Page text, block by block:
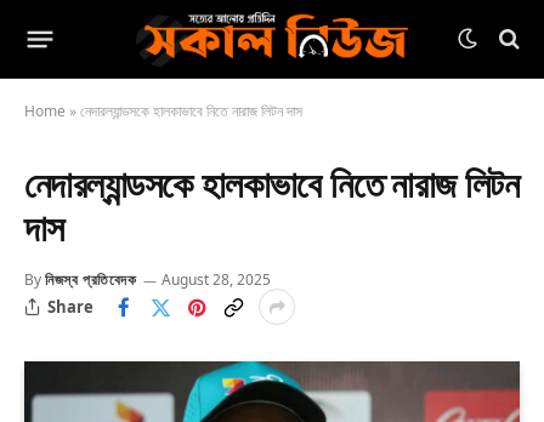
Home »নেদারল্যান্ডসকে হালকাভাবে নিতে নারাজ লিটন দাস
নেদারল্যান্ডসকে হালকাভাবে নিতে নারাজ লিটন
দাস
Byনিজস্ব প্রতিবেদক August 28, 2025
Share